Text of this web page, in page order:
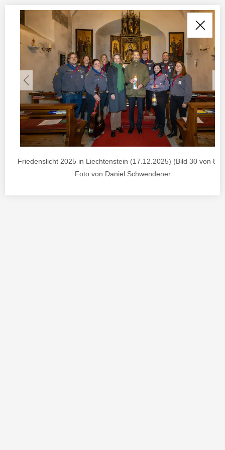
Friedenslicht 2025 in Liechtenstein (17.12.2025) (Bild 30 von 85)
Foto von Daniel Schwendener